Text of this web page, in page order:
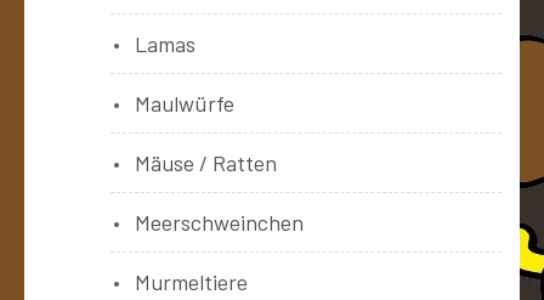
Lamas
Maulwürfe
Mäuse / Ratten
Meerschweinchen
Murmeltiere